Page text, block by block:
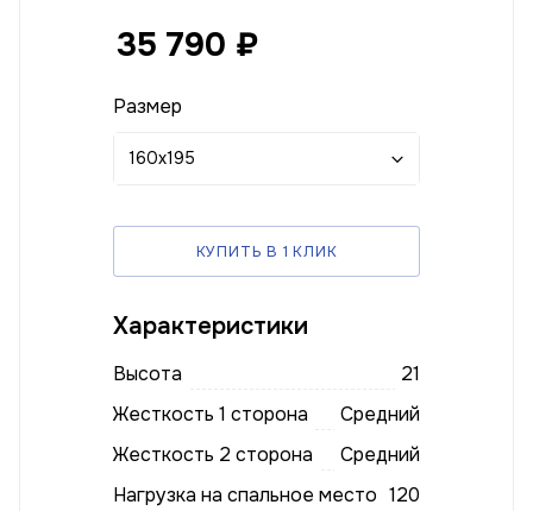
35 790 ₽
Размер
160x195
КУПИТЬ В 1 КЛИК
Характеристики
Высота
21
Жесткость 1 сторона
Средний
Жесткость 2 сторона
Средний
Нагрузка на спальное место 120